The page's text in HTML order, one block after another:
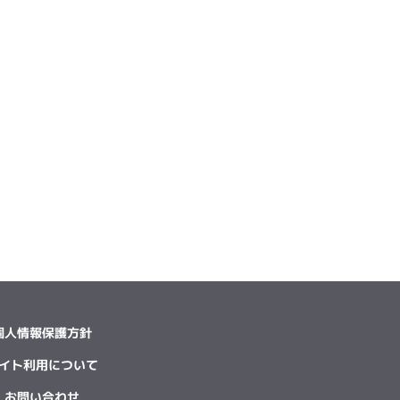
人情報保護方針
ト利用について
お問い合わせ